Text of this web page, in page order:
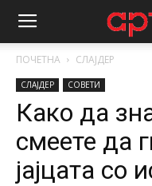
ПОЧЕТНА СЛАЈДЕР
СЛАЈДЕР СОВЕТИ
Како да
смеете да
јајцата со